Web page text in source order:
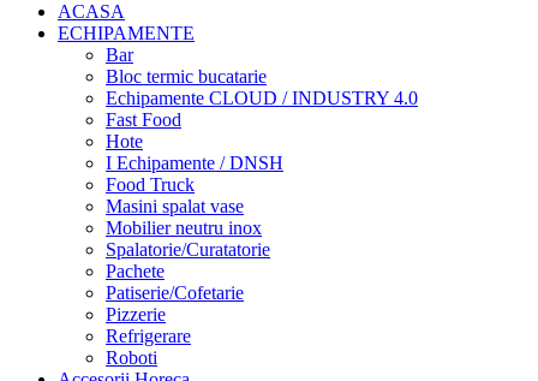
ACASA
ECHIPAMENTE
Bar
Bloc termic bucatarie
Echipamente CLOUD / INDUSTRY 4.0
Fast Food
Hote
I Echipamente / DNSH
Food Truck
Masini spalat vase
Mobilier neutru inox
Spalatorie/Curatatorie
Pachete
Patiserie/Cofetarie
Pizzerie
Refrigerare
Roboti